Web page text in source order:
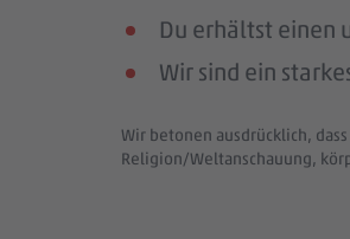
Du erhältst einen
Wir sind ein
Wir betonen ausdrücklich,
Religion/Weltanschauung,